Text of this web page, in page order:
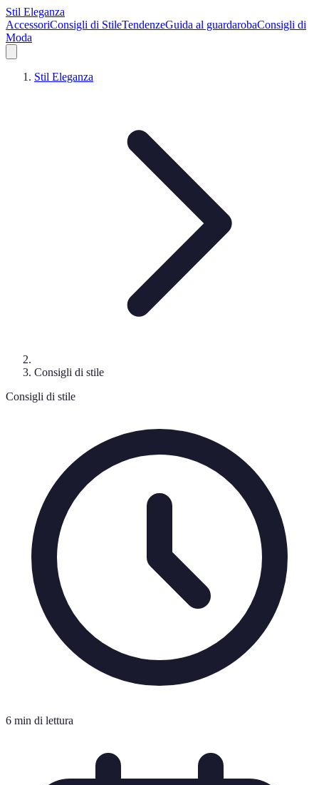
Stil Eleganza
AccessoriConsigli di StileTendenzeGuida al guardarobaConsigli di
Moda
Stil Eleganza
Consigli di stile
Consigli di stile
6 min di lettura